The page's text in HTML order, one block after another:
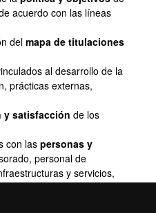
acuerdo con las líneas
del mapa de titulaciones
al desarrollo de la
prácticas externas,
y satisfacción de los
con las personas y
personal de
y servicios,